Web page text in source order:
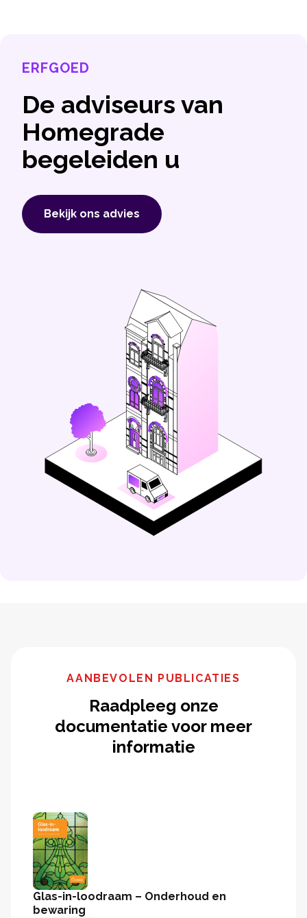
ERFGOED
De adviseurs van
Homegrade
begeleiden u
Bekijk ons ​​advies
AANBEVOLEN PUBLICATIES
Raadpleeg onze
documentatie voor meer
informatie
Glas-in-loodraam – Onderhoud en
bewaring